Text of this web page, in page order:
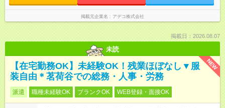
掲載元企業名 アデコ株式会社
掲載日：2026.08.07
未読
NEW
【在宅勤務OK】未経験OK！残業ほぼなし▼服
装自由＊茗荷谷での総務・人事・労務
派遣 職種未経験OK ブランクOK WEB登録・面接OK